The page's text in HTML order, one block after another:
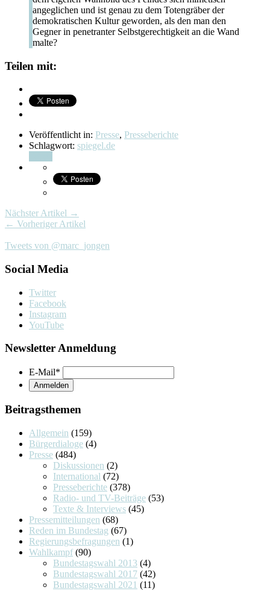
angeglichen und ist genau zu dem Totengräber der
demokratischen Kultur geworden, als den man den
Gegner in penetranter Selbstgerechtigkeit an die Wand
malte?
Teilen mit:
Veröffentlicht in: Presse, Presseberichte
Schlagwort: spiegel.de
Nächster Artikel →
← Vorheriger Artikel
Tweets von @marc_jongen
Social Media
Twitter
Facebook
Instagram
YouTube
Newsletter Anmeldung
E-Mail*
Beitragsthemen
Allgemein (159)
Bürgerdialoge (4)
Presse (484)
Diskussionen (2)
International (72)
Presseberichte (378)
Radio- und TV-Beiträge (53)
Texte & Interviews (45)
Pressemitteilungen (68)
Reden im Bundestag (67)
Regierungsbefragungen (1)
Wahlkampf (90)
Bundestagswahl 2013 (4)
Bundestagswahl 2017 (42)
Bundestagswahl 2021 (11)